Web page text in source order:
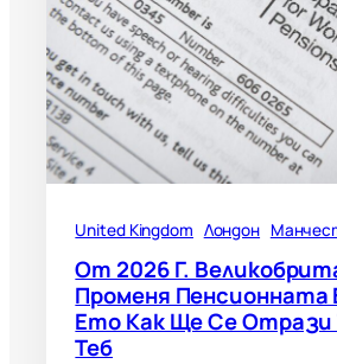
United Kingdom Лондон
От 2026 Г.
Променя Пенсионната
Ето Как Ще Се Отрази
Теб